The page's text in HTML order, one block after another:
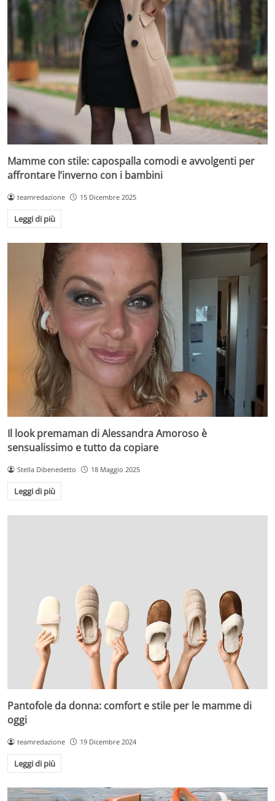
Mamme con stile: capospalla comodi e avvolgenti per
affrontare l’inverno con i bambini
teamredazione 15 Dicembre 2025
Leggi di più
Il look premaman di Alessandra Amoroso è
sensualissimo e tutto da copiare
Stella Dibenedetto 18 Maggio 2025
Leggi di più
Pantofole da donna: comfort e stile per le mamme di
oggi
teamredazione 19 Dicembre 2024
Leggi di più